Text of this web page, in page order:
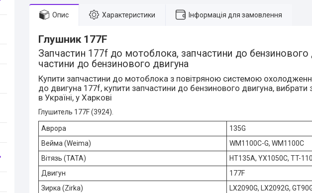
Опис Характеристики Інформація для замовлення
Глушник 177F
Запчастин 177f до мотоблока, запчастини до бензинового
частини до бензинового двигуна
Купити запчастини до мотоблока з повітряною системою
до двигуна 177f, купити запчастини до бензинового двигуна,
в Україні, у Харкові
Глушитель 177F (3924).
Аврора
135G
Вейма (Weima)
WM1100C-G, WM1100C
Вітязь (ТАТА)
HT135А, YX1050C, TT-
Двигун
177F
Зирка (Zirka)
LX2090G, LX2092G,